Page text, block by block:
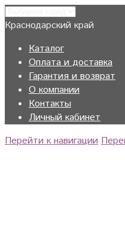
Краснодарский край
Каталог
Оплата и доставка
Гарантия и возврат
О компании
Контакты
Личный кабинет
Перейти к навигации